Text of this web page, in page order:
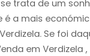
trata de um
é a mais
Se foi
em Verdizela